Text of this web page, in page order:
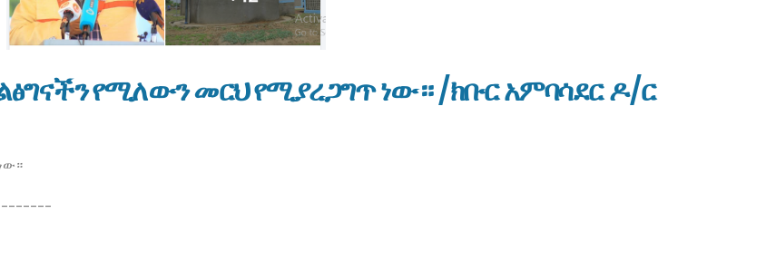
የሚለውን መርህ የሚያረጋግጥ ነው። /ክቡር አምባሳደር ዶ/ር